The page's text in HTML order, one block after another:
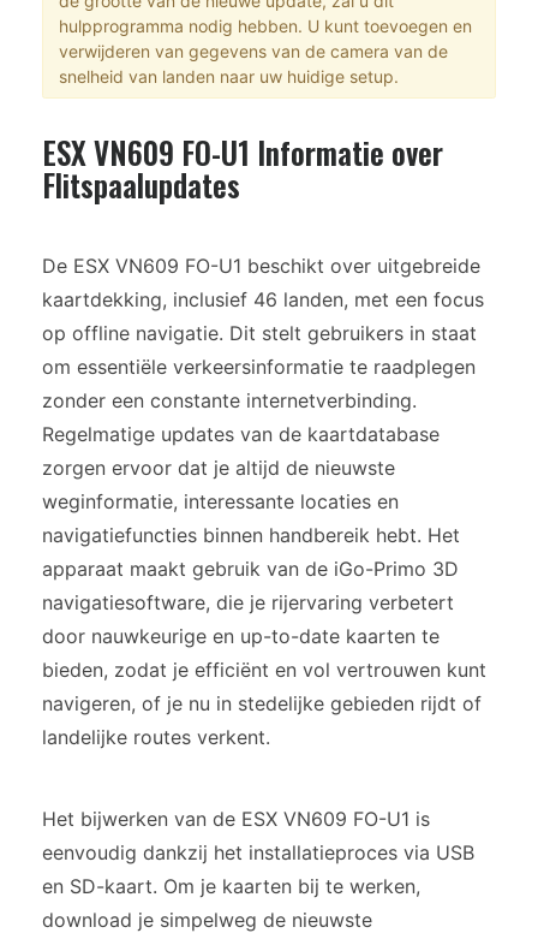
hulpprogramma nodig hebben. U kunt toevoegen en
verwijderen van gegevens van de camera van de
snelheid van landen naar uw huidige setup.
ESX VN609 FO-U1 Informatie over
Flitspaalupdates
De ESX VN609 FO-U1 beschikt over uitgebreide
kaartdekking, inclusief 46 landen, met een focus
op offline navigatie. Dit stelt gebruikers in staat
om essentiële verkeersinformatie te raadplegen
zonder een constante internetverbinding.
Regelmatige updates van de kaartdatabase
zorgen ervoor dat je altijd de nieuwste
weginformatie, interessante locaties en
navigatiefuncties binnen handbereik hebt. Het
apparaat maakt gebruik van de iGo-Primo 3D
navigatiesoftware, die je rijervaring verbetert
door nauwkeurige en up-to-date kaarten te
bieden, zodat je efficiënt en vol vertrouwen kunt
navigeren, of je nu in stedelijke gebieden rijdt of
landelijke routes verkent.
Het bijwerken van de ESX VN609 FO-U1 is
eenvoudig dankzij het installatieproces via USB
en SD-kaart. Om je kaarten bij te werken,
download je simpelweg de nieuwste